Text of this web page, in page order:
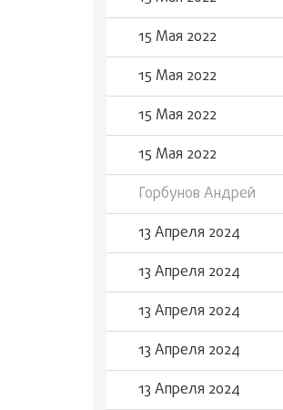
15 Мая 2022
15 Мая 2022
15 Мая 2022
15 Мая 2022
Горбунов Андрей
13 Апреля 2024
13 Апреля 2024
13 Апреля 2024
13 Апреля 2024
13 Апреля 2024